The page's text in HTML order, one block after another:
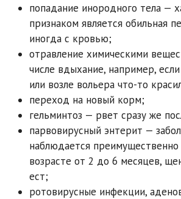
попадание инородного тела —
признаком является обильная
иногда с кровью;
отравление химическими
числе вдыхание, например,
или возле вольера что-то
переход на новый корм;
гельминтоз — рвет сразу же
парвовирусный энтерит —
наблюдается
возрасте от 2 до 6 месяцев,
ест;
ротовирусные инфекции,